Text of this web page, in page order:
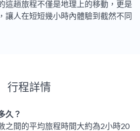
這趟旅程不僅是地理上的移動，更是
讓人在短短幾小時內體驗到截然不同
行程詳情
久？
之間的平均旅程時間大約為2小時20